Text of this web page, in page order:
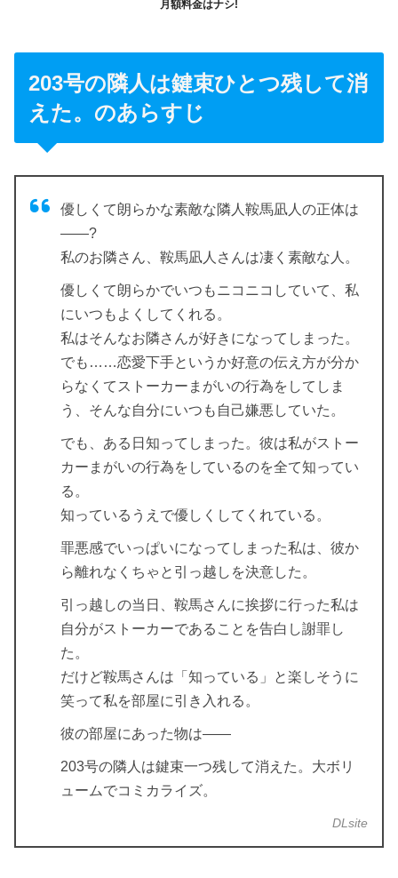
月額料金はナシ!
203号の隣人は鍵束ひとつ残して消
えた。のあらすじ
優しくて朗らかな素敵な隣人鞍馬凪人の正体は
――?
私のお隣さん、鞍馬凪人さんは凄く素敵な人。
優しくて朗らかでいつもニコニコしていて、私
にいつもよくしてくれる。
私はそんなお隣さんが好きになってしまった。
でも……恋愛下手というか好意の伝え方が分か
らなくてストーカーまがいの行為をしてしま
う、そんな自分にいつも自己嫌悪していた。
でも、ある日知ってしまった。彼は私がストー
カーまがいの行為をしているのを全て知ってい
る。
知っているうえで優しくしてくれている。
罪悪感でいっぱいになってしまった私は、彼か
ら離れなくちゃと引っ越しを決意した。
引っ越しの当日、鞍馬さんに挨拶に行った私は
自分がストーカーであることを告白し謝罪し
た。
だけど鞍馬さんは「知っている」と楽しそうに
笑って私を部屋に引き入れる。
彼の部屋にあった物は――
203号の隣人は鍵束一つ残して消えた。大ボリ
ュームでコミカライズ。
DLsite